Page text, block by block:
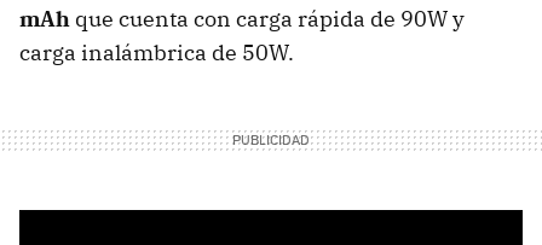
mAh que cuenta con carga rápida de 90W y
carga inalámbrica de 50W.